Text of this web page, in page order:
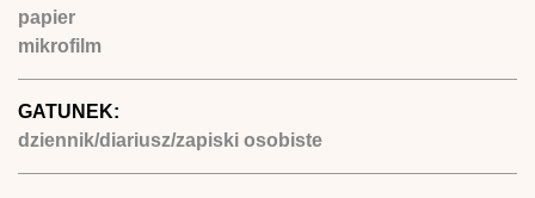
papier
mikrofilm
GATUNEK:
dziennik/diariusz/zapiski osobiste